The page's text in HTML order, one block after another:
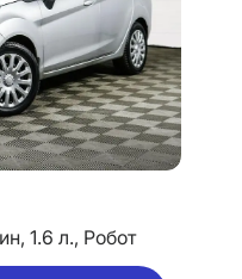
1.6 л., Робот